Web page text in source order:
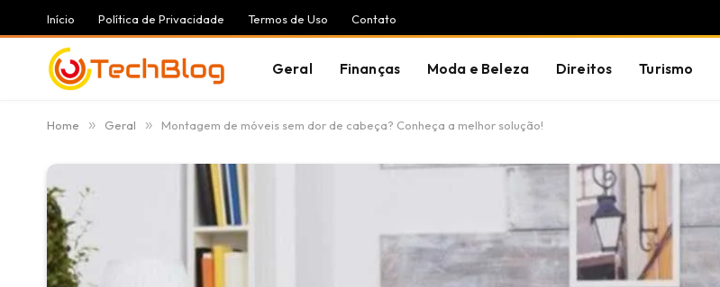
Início Política de Privacidade Termos de Uso Contato
Geral Finanças Moda e Beleza Direitos Turismo
Home » Geral » Montagem de móveis sem dor de cabeça? Conheça a melhor solução!